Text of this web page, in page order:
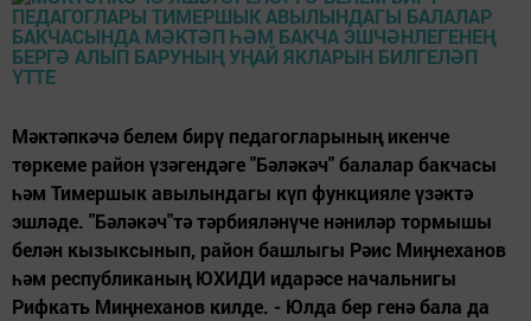
Мәктәпкәчә белем бирү педагогларының икенче
төркеме район үзәгендәге "Бәләкәч" балалар бакчасы
һәм Тимершык авылындагы күп функцияле үзәктә
эшләде. "Бәләкәч"тә тәрбияләнүче нәниләр тормышы
белән кызыксынып, район башлыгы Рәис Миңнеханов
һәм республиканың ЮХИДИ идарәсе начальнигы
Рифкать Миңнеханов килде. - Юлда бер генә бала да